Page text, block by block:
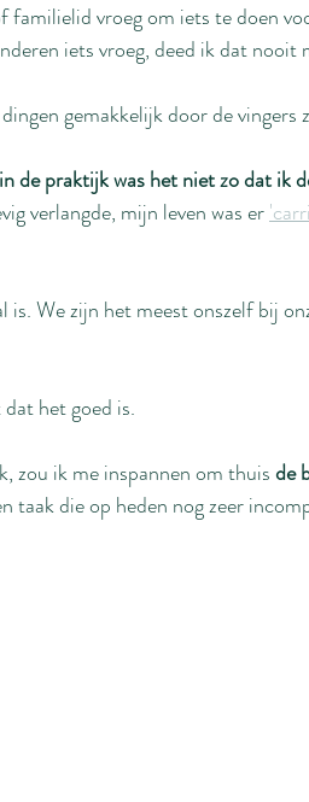
familielid vroeg om iets te doen
iets vroeg, deed ik dat nooit
gemakkelijk door de
in de praktijk was het niet zo dat ik
verlangde, mijn leven was er
We zijn het meest onszelf bij
het goed is.
zou ik me inspannen om thuis de
taak die op heden nog zeer